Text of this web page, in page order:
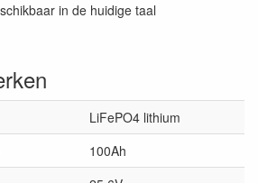
in de huidige taal
LiFePO4 lithium
100Ah